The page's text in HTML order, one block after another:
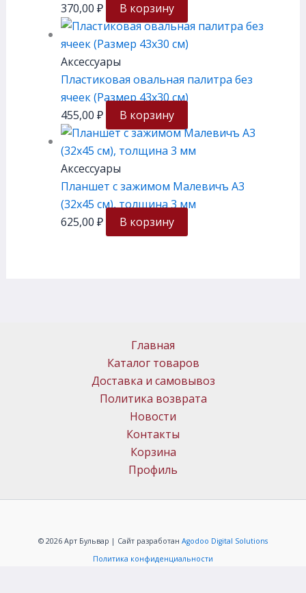
370,00 ₽ В корзину
Аксессуары
Пластиковая овальная палитра без
ячеек (Размер 43х30 см)
455,00 ₽ В корзину
Аксессуары
Планшет с зажимом Малевичъ А3
(32х45 см), толщина 3 мм
625,00 ₽ В корзину
Главная
Каталог товаров
Доставка и самовывоз
Политика возврата
Новости
Контакты
Корзина
Профиль
© 2026 Арт Бульвар | Сайт разработан Agodoo Digital Solutions
Политика конфиденциальности